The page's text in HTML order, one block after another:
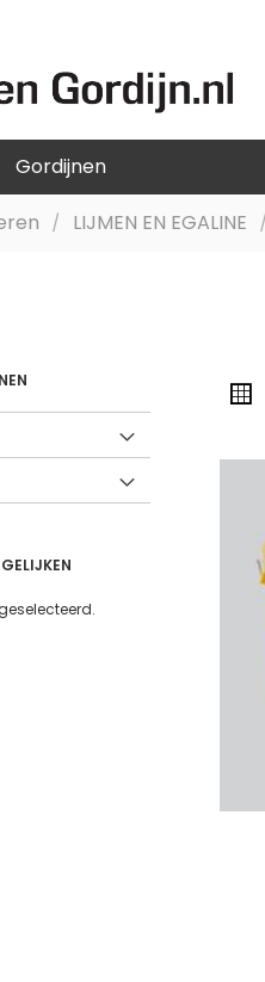
Gordijnen
LIJMEN EN EGALINE